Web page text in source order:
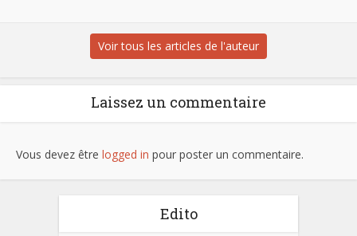
Voir tous les articles de l'auteur
Laissez un commentaire
Vous devez être logged in pour poster un commentaire.
Edito